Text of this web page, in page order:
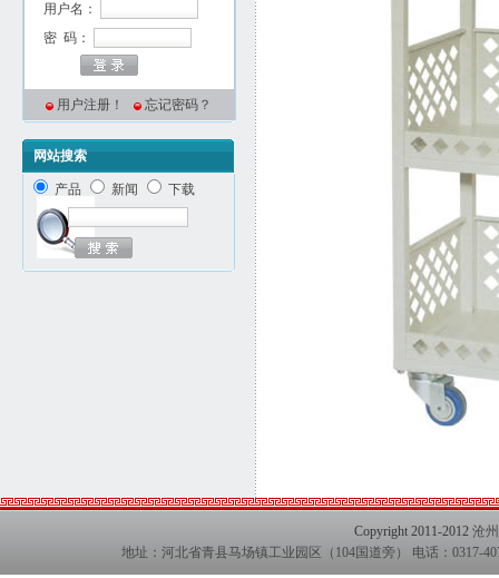
用户名：
密 码：
用户注册！ 忘记密码？
网站搜索
产品 新闻 下载
Copyright 2011-2012 沧
地址：河北省青县马场镇工业园区（104国道旁） 电话：0317-